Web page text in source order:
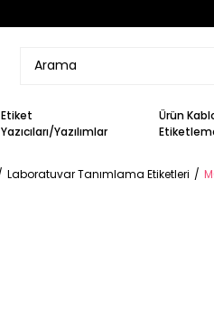
Etiket
Yazıcıları/Yazılımlar
Ürün
Laboratuvar Tanımlama Etiketleri